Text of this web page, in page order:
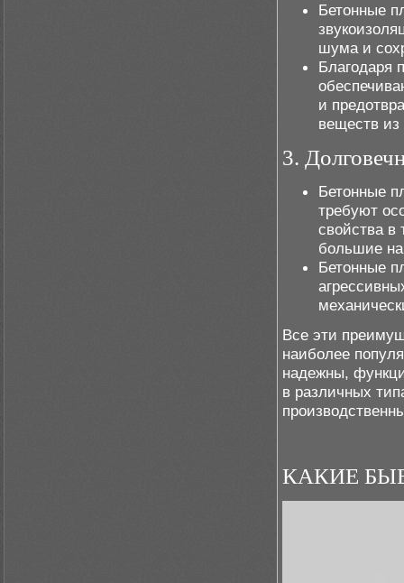
Бетонные
шума и
Благодаря
и
веществ
3.
Бетонные
требуют
свойства в
большие
Бетонные
Все эти
наиболее
надежны,
в различных
КАКИЕ